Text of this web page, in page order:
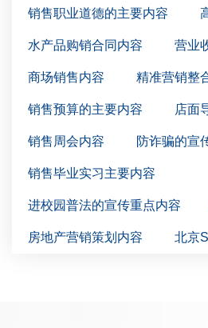
销售职业道德的主要内容
水产品购销合同内容 营业
商场销售内容 精准营销整
销售预算的主要内容 店面
销售周会内容 防诈骗的宣
销售毕业实习主要内容
进校园普法的宣传重点内容
房地产营销策划内容 北京